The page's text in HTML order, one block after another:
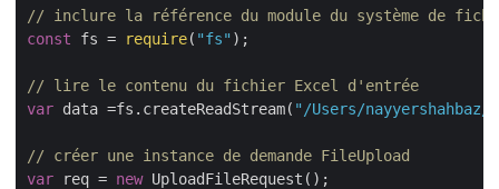
// inclure la référence du module du système de
const fs = require( "fs" );
// lire le contenu du fichier Excel d'entrée
var data =fs.createReadStream( "/Users/nayyershahbaz/
// créer une instance de demande FileUpload
var req = new UploadFileRequest();